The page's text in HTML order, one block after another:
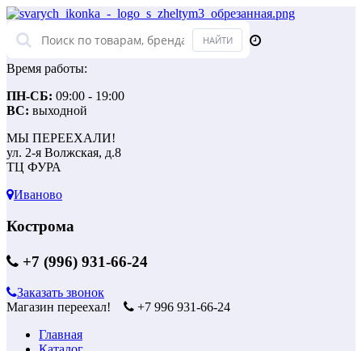
Время работы:
ПН-СБ: 09:00 - 19:00
ВС: выходной
МЫ ПЕРЕЕХАЛИ!
ул. 2-я Волжская, д.8
ТЦ ФУРА
Иваново
Кострома
+7 (996) 931-66-24
Заказать звонок
Магазин переехал!
+7 996 931-66-24
Главная